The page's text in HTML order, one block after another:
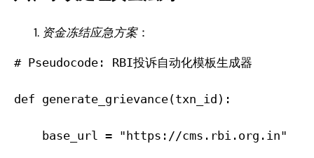
资金冻结应急方案：
# Pseudocode: RBI投诉自动化模板生成器
def generate_grievance(txn_id):
    base_url = "https://cms.rbi.org.in"